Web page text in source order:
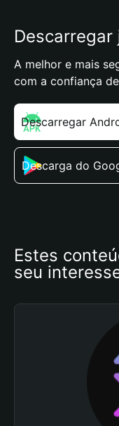
A melhor e mais
com a confiança
Descarregar
Descarga do
Estes
seu